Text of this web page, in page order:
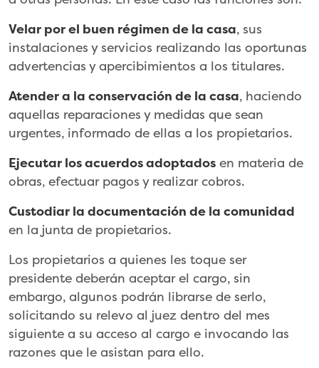
Velar por el buen régimen de la casa, sus
instalaciones y servicios realizando las oportunas
advertencias y apercibimientos a los titulares.
Atender a la conservación de la casa, haciendo
aquellas reparaciones y medidas que sean
urgentes, informado de ellas a los propietarios.
Ejecutar los acuerdos adoptados en materia de
obras, efectuar pagos y realizar cobros.
Custodiar la documentación de la comunidad
en la junta de propietarios.
Los propietarios a quienes les toque ser
presidente deberán aceptar el cargo, sin
embargo, algunos podrán librarse de serlo,
solicitando su relevo al juez dentro del mes
siguiente a su acceso al cargo e invocando las
razones que le asistan para ello.